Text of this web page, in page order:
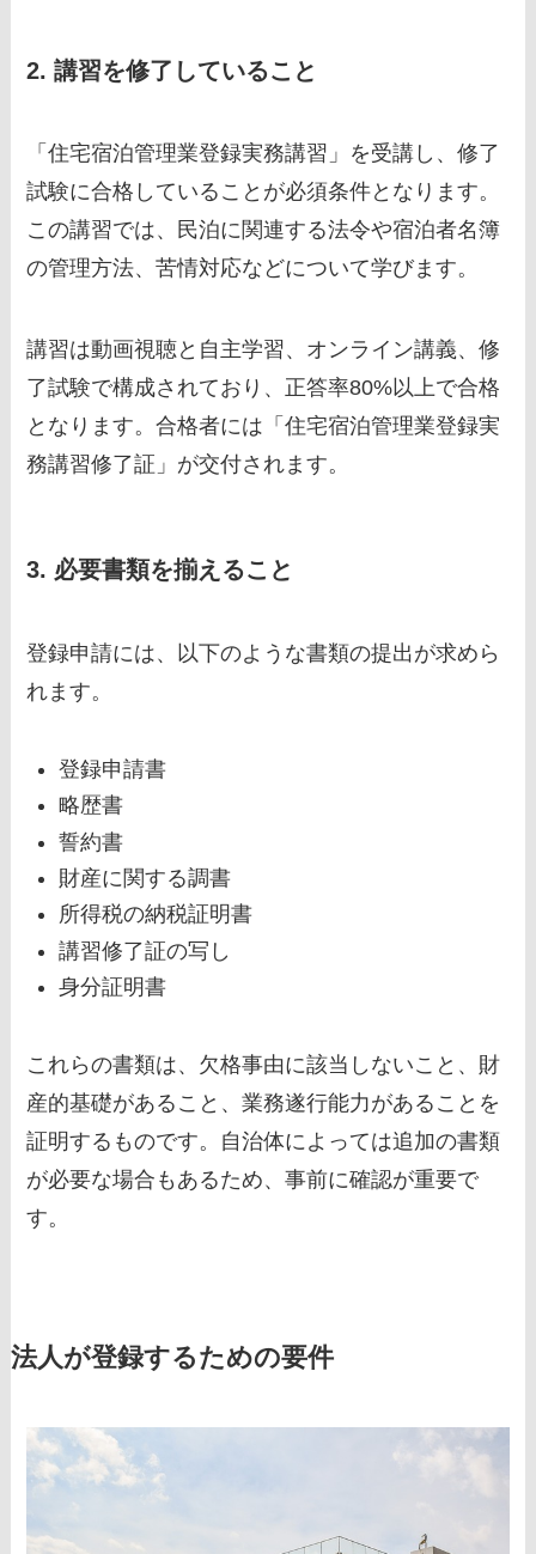
2. 講習を修了していること
「住宅宿泊管理業登録実務講習」を受講し、修了
試験に合格していることが必須条件となります。
この講習では、民泊に関連する法令や宿泊者名簿
の管理方法、苦情対応などについて学びます。
講習は動画視聴と自主学習、オンライン講義、修
了試験で構成されており、正答率80%以上で合格
となります。合格者には「住宅宿泊管理業登録実
務講習修了証」が交付されます。
3. 必要書類を揃えること
登録申請には、以下のような書類の提出が求めら
れます。
登録申請書
略歴書
誓約書
財産に関する調書
所得税の納税証明書
講習修了証の写し
身分証明書
これらの書類は、欠格事由に該当しないこと、財
産的基礎があること、業務遂行能力があることを
証明するものです。自治体によっては追加の書類
が必要な場合もあるため、事前に確認が重要で
す。
法人が登録するための要件